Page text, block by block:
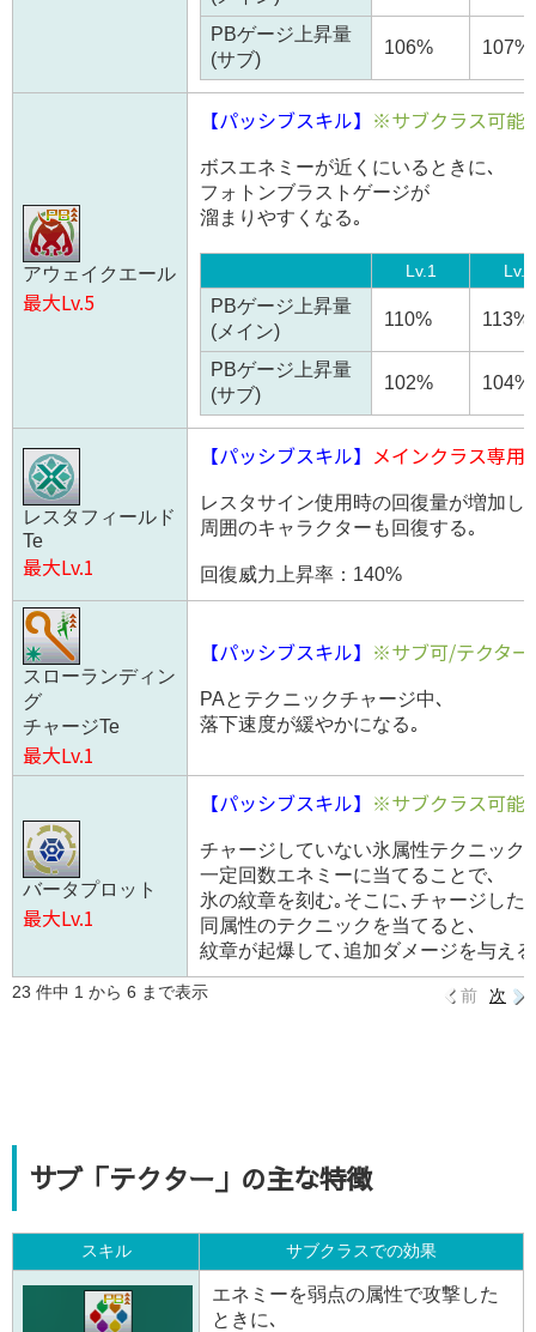
PBゲージ上昇量
(サブ)
106% 107%
アウェイクエール
最大Lv.5
【パッシブスキル】 ※サブクラス可能
ボスエネミーが近くにいるときに､
フォトンブラストゲージが
溜まりやすくなる｡
Lv.1 Lv.2
PBゲージ上昇量
(メイン)
110% 113%
PBゲージ上昇量
(サブ)
102% 104%
レスタフィールド
Te
最大Lv.1
【パッシブスキル】 メインクラス専用
レスタサイン使用時の回復量が増加し､
周囲のキャラクターも回復する｡
回復威力上昇率：140%
スローランディン
グ
チャージTe
最大Lv.1
【パッシブスキル】 ※サブ可/テクター
PAとテクニックチャージ中､
落下速度が緩やかになる｡
バータプロット
最大Lv.1
【パッシブスキル】 ※サブクラス可能
チャージしていない氷属性テクニック
一定回数エネミーに当てることで､
氷の紋章を刻む｡そこに､チャージした
同属性のテクニックを当てると､
紋章が起爆して､追加ダメージを与え
23 件中 1 から 6 まで表示 前 次
サブ「テクター」の主な特徴
スキル サブクラスでの効果
エネミーを弱点の属性で攻撃した
ときに､